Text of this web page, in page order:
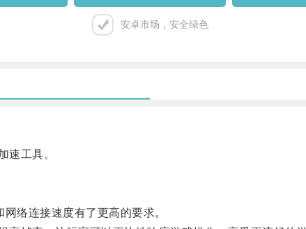
安卓市场，安全绿色
工具。
络连接速度有了更高的要求。